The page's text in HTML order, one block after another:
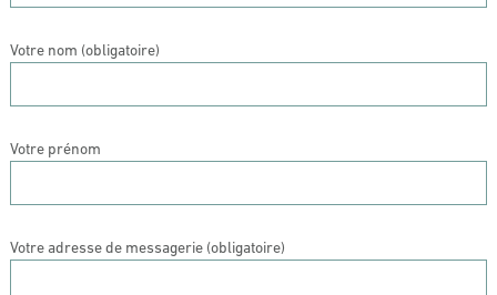
Votre nom (obligatoire)
Votre prénom
Votre adresse de messagerie (obligatoire)